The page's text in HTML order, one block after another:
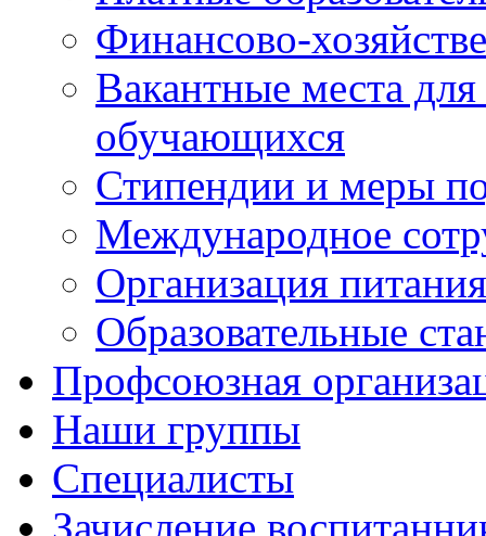
Финансово-
Вакантные места
обучающихся
Стипендии и меры
Международное
Организация
Образовательные
Профсоюзная
Наши группы
Специалисты
Зачисление